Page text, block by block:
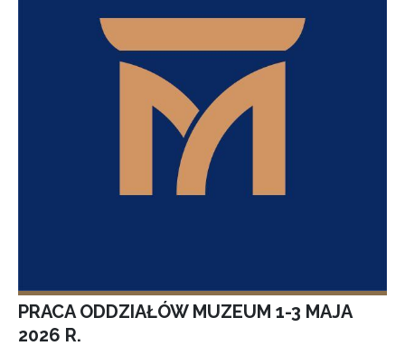
PRACA ODDZIAŁÓW MUZEUM 1-3 MAJA
2026 R.